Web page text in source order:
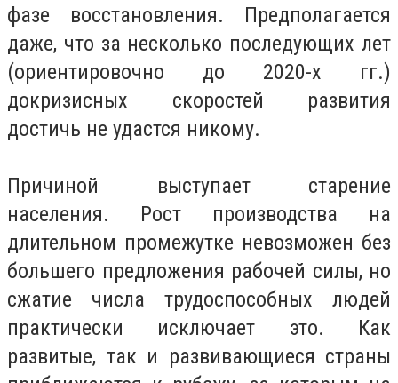
фазе восстановления. Предполагается
даже, что за несколько последующих лет
(ориентировочно до 2020-х гг.)
докризисных скоростей развития
достичь не удастся никому.
Причиной выступает старение
населения. Рост производства на
длительном промежутке невозможен без
большего предложения рабочей силы, но
сжатие числа трудоспособных людей
практически исключает это. Как
развитые, так и развивающиеся страны